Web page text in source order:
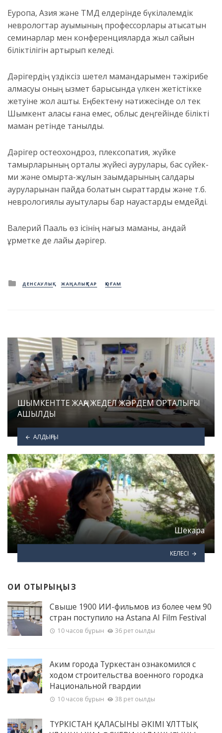
Еуропа, Азия және ТМД елдерінде бүкіләлемдік
неврологтар қауымының профессорлары қатысатын
семинарлар мен конференцияларда жыл сайын
біліктілігін артырып келеді.
Дәрігердің үздіксіз шетел мамандарымен тәжірибе
алмасуы оның қызмет барысында үлкен жетістікке
жетуіне жол ашты. Еңбектену нәтижесінде ол тек
Шымкент қаласы ғана емес, облыс деңгейінде білікті
маман ретінде танылды.
Дәрігер остеохондроз, плексопатия, жүйке
тамырларының орталық жүйесі аурулары, бас сүйек-
ми және омыртқа-жұлын зақымдарының салдары
ауруларынан пайда болатын сырқаттарды және т.б.
неврологиялық ауытқулары бар науқастарды емдейді.
Валерий Пааль өз ісінің нағыз маманы, қандай
құрметке де лайық дәрігер.
Posted
in
ДЕНСАУЛЫҚ ЖАҢАЛЫҚТАР ҚОҒАМ
ШЫМКЕНТТЕ ЖАҢА ЖЕДЕЛ ЖӘРДЕМ ОРТАЛЫҒЫ
АШЫЛДЫ
АЛДЫҢҒЫ
Шекара
КЕЛЕСІ
ОҚИ ОТЫРЫҢЫЗ
Свыше 1900 ИИ-фильмов из более чем 90
стран поступило на Astana AI Film Festival
10 часов бұрын 36 рет оқылды
Аким города Туркестан ознакомился с
ходом строительства военного городка
Национальной гвардии
10 часов бұрын 38 рет оқылды
ТҮРКІСТАН ҚАЛАСЫНЫҢ ӘКІМІ ҰЛТТЫҚ